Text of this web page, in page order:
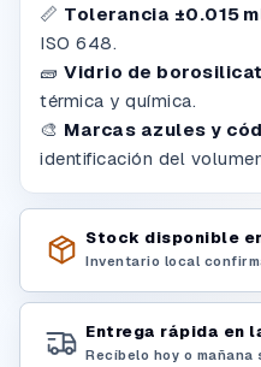
📏 Tolerancia ±0.015
ISO 648.
🧱 Vidrio de
térmica y química.
🎨 Marcas azules y
identificación del
Stock disponible
Inventario local
Entrega rápida en
Recíbelo hoy o